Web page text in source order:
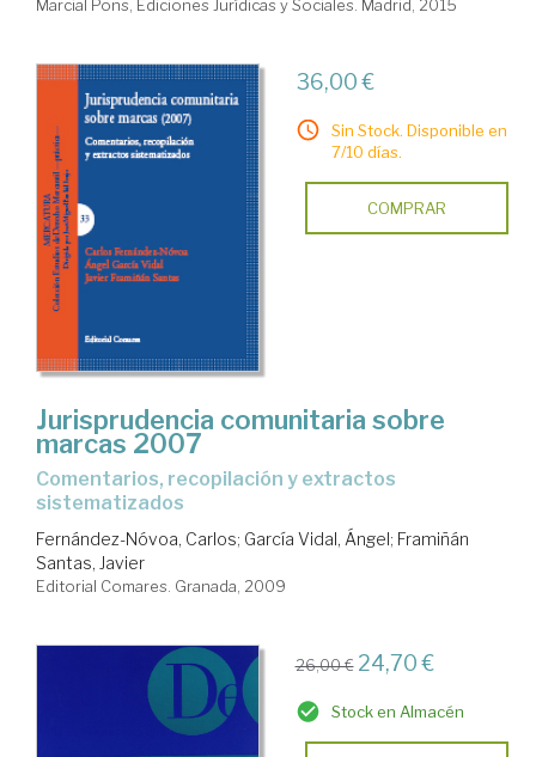
Marcial Pons, Ediciones Jurídicas y Sociales. Madrid, 2015
36,00 €
Sin Stock. Disponible en
7/10 días.
COMPRAR
Jurisprudencia comunitaria sobre
marcas 2007
comentarios, recopilación y extractos
sistematizados
Fernández-Nóvoa, Carlos; García Vidal, Ángel; Framiñán
Santas, Javier
Editorial Comares. Granada, 2009
26,00 € 24,70 €
Stock en Almacén